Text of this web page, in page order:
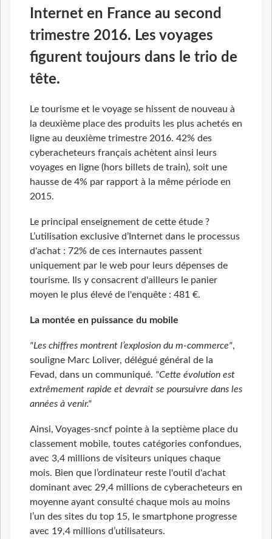
Internet en France au second
trimestre 2016. Les voyages
figurent toujours dans le trio de
tête.
Le tourisme et le voyage se hissent de nouveau à
la deuxième place des produits les plus achetés en
ligne au deuxième trimestre 2016. 42% des
cyberacheteurs français achètent ainsi leurs
voyages en ligne (hors billets de train), soit une
hausse de 4% par rapport à la même période en
2015.
Le principal enseignement de cette étude ?
L’utilisation exclusive d’Internet dans le processus
d'achat : 72% de ces internautes passent
uniquement par le web pour leurs dépenses de
tourisme. Ils y consacrent d'ailleurs le panier
moyen le plus élevé de l'enquête : 481 €.
La montée en puissance du mobile
"Les chiffres montrent l’explosion du m-commerce",
souligne Marc Loliver, délégué général de la
Fevad, dans un communiqué. "Cette évolution est
extrêmement rapide et devrait se poursuivre dans les
années à venir."
Ainsi, Voyages-sncf pointe à la septième place du
classement mobile, toutes catégories confondues,
avec 3,4 millions de visiteurs uniques chaque
mois. Bien que l’ordinateur reste l'outil d'achat
dominant avec 29,4 millions de cyberacheteurs en
moyenne ayant consulté chaque mois au moins
l’un des sites du top 15, le smartphone progresse
avec 19,4 millions d’utilisateurs.